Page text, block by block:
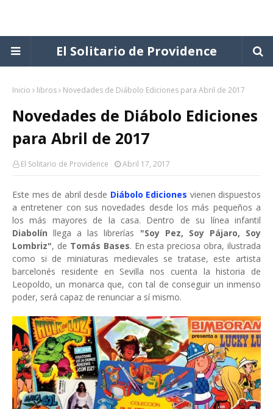
El Solitario de Providence
Inicio libros Novedades de Diábolo Ediciones para Abril de 2017
Novedades de Diábolo Ediciones
para Abril de 2017
El Solitario de Providence Abril 17, 2017
Este mes de abril desde Diábolo Ediciones vienen dispuestos
a entretener con sus novedades desde los más pequeños a
los más mayores de la casa. Dentro de su línea infantil
Diabolínllega a las librerías "Soy Pez, Soy Pájaro, Soy
Lombriz", de Tomás Bases. En esta preciosa obra, ilustrada
como si de miniaturas medievales se tratase, este artista
barcelonés residente en Sevilla nos cuenta la historia de
Leopoldo, un monarca que, con tal de conseguir un inmenso
poder, será capaz de renunciar a sí mismo.